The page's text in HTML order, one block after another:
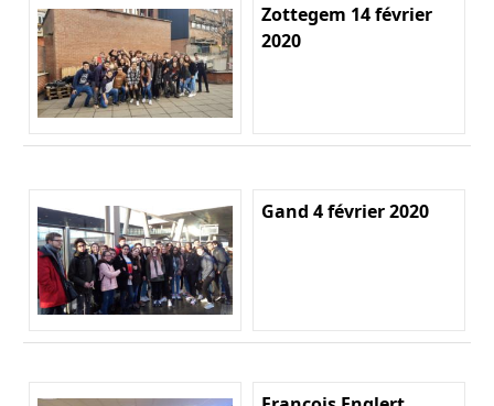
Zottegem 14 février
2020
Gand 4 février 2020